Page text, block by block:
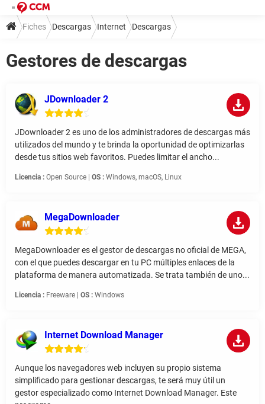
Fiches Descargas Internet Descargas
Gestores de descargas
JDownloader 2
JDownloader 2 es uno de los administradores de descargas más
utilizados del mundo y te brinda la oportunidad de optimizarlas
desde tus sitios web favoritos. Puedes limitar el ancho...
Licencia : Open Source | OS : Windows, macOS, Linux
MegaDownloader
MegaDownloader es el gestor de descargas no oficial de MEGA,
con el que puedes descargar en tu PC múltiples enlaces de la
plataforma de manera automatizada. Se trata también de uno...
Licencia : Freeware | OS : Windows
Internet Download Manager
Aunque los navegadores web incluyen su propio sistema
simplificado para gestionar descargas, te será muy útil un
gestor especializado como Internet Download Manager. Este